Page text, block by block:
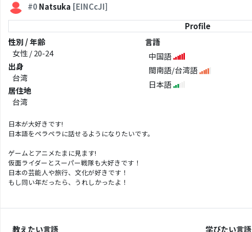
#0Natsuka [EINCcJI]
Profile
性別 / 年齢
女性 / 20-24
出身
台湾
居住地
台湾
言語
中国語
閩南語/台湾語
日本語
日本が大好きです!
日本語をペラペラに話せるようになりたいです。
ゲームとアニメたまに見ます!
仮面ライダーとスーパー戦隊も大好きです！
日本の芸能人や旅行、文化が好きです！
もし同い年だったら、うれしかったよ！
教えたい言語 学びたい言語